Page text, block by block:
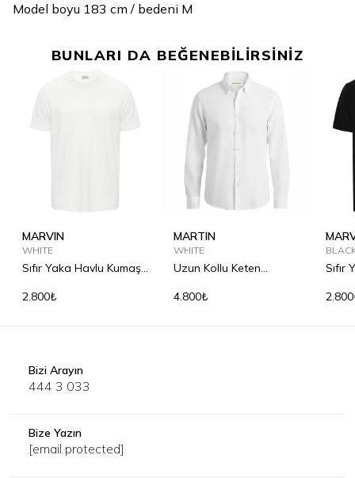
Model boyu 183 cm / bedeni M
BUNLARI DA BEĞENEBİLİRSİNİZ
MARVIN
WHITE
Sıfır Yaka Havlu Kumaş
2.800₺
MARTIN
WHITE
Uzun Kollu Keten
4.800₺
Sıfır
Bizi Arayın
444 3 033
Bize Yazın
[email protected]